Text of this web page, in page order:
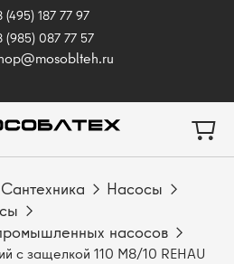
(495) 187 77 97
(985) 087 77 57
Сантехника
Насосы
насосов
с защелкой 110 M8/10 REHAU